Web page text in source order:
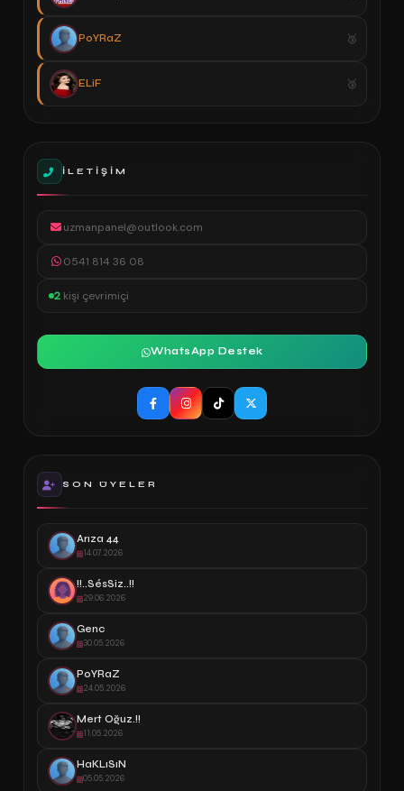
PoYRaZ
ELiF
İLETIŞIM
uzmanpanel@outlook.com
0541 814 36 08
2 kişi çevrimiçi
WhatsApp Destek
SON ÜYELER
Arıza 44
14.07.2026
!!..SésSiz..!!
29.06.2026
Genc
30.05.2026
PoYRaZ
24.05.2026
Mert Oğuz.!!
11.05.2026
HaKLıSıN
05.05.2026